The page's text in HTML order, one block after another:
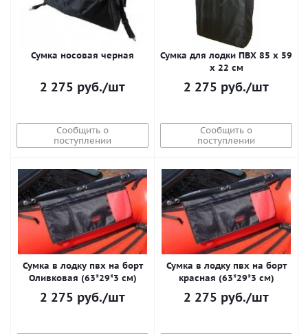
Сумка носовая черная
2 275 руб./шт
Сообщить о
поступлении
Сумка для лодки ПВХ 85 х 59
х 22 см
2 275 руб./шт
Сообщить о
поступлении
Сумка в лодку пвх на борт
Оливковая (63*29*3 см)
2 275 руб./шт
Сумка в лодку пвх на борт
красная (63*29*3 см)
2 275 руб./шт